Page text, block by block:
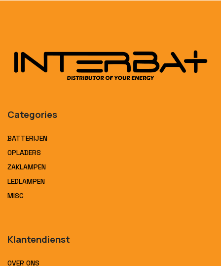
Categories
BATTERIJEN
OPLADERS
ZAKLAMPEN
LEDLAMPEN
MISC
Klantendienst
OVER ONS